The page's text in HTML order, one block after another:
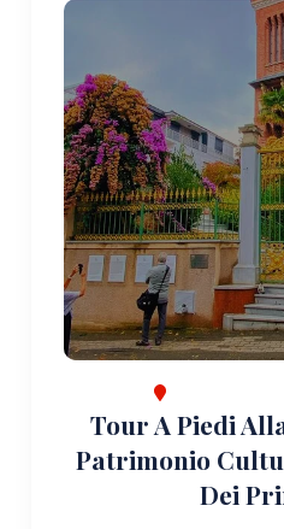
Tour A Piedi
Patrimonio
Dei